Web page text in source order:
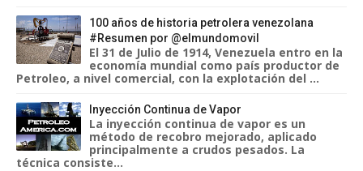
100 años de historia petrolera venezolana
#Resumen por @elmundomovil
El 31 de Julio de 1914, Venezuela entro en la
economía mundial como país productor de
Petroleo, a nivel comercial, con la explotación del ...
Inyección Continua de Vapor
La inyección continua de vapor es un
método de recobro mejorado, aplicado
principalmente a crudos pesados. La
técnica consiste...